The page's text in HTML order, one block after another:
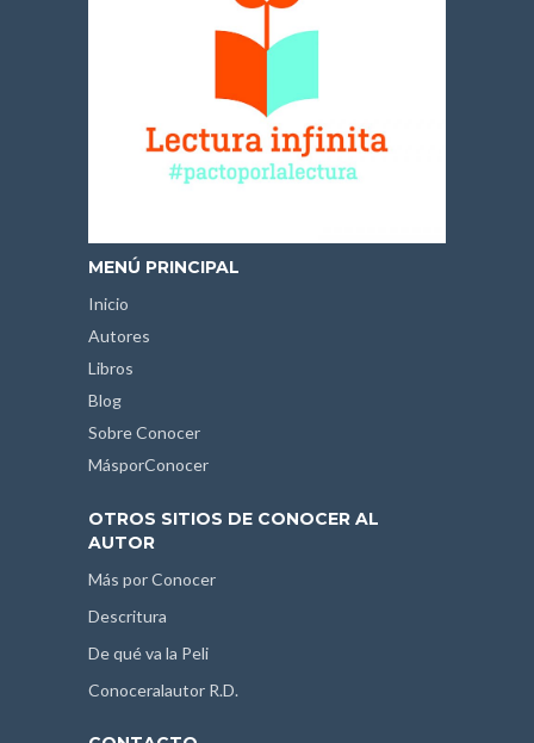
MENÚ PRINCIPAL
Inicio
Autores
Libros
Blog
Sobre Conocer
MásporConocer
OTROS SITIOS DE CONOCER AL
AUTOR
Más por Conocer
Descritura
De qué va la Peli
Conoceralautor R.D.